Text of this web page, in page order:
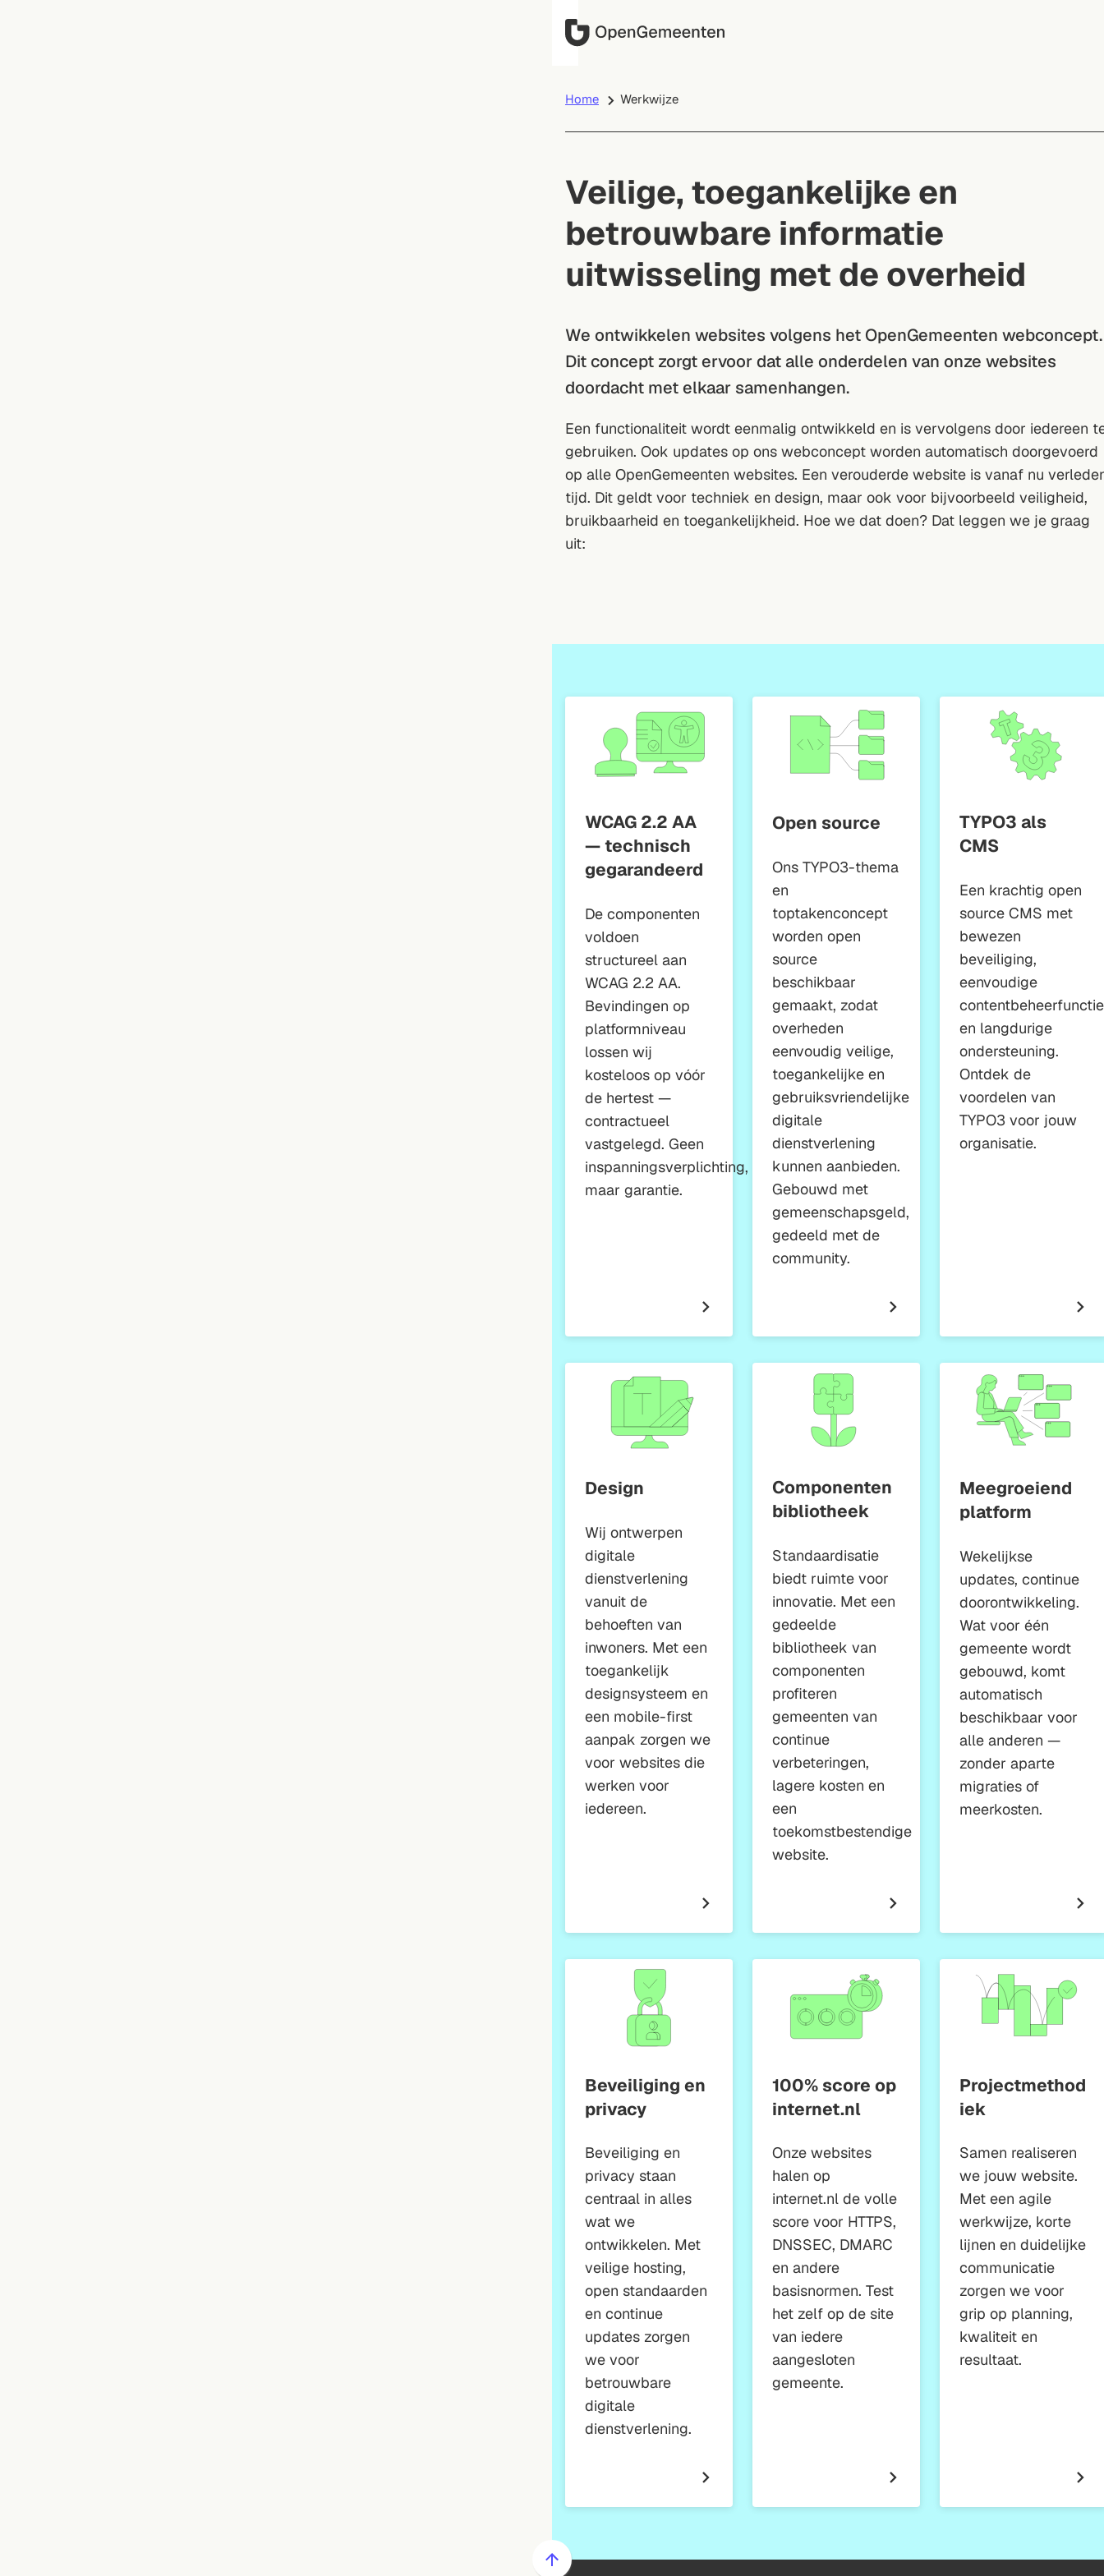
Home Werkwijze
Veilige, toegankelijke en
betrouwbare informatie
uitwisseling met de overheid
We ontwikkelen websites volgens het OpenGemeenten webconcept.
Dit concept zorgt ervoor dat alle onderdelen van onze websites
doordacht met elkaar samenhangen.
Een functionaliteit wordt eenmalig ontwikkeld en is vervolgens door iedereen
gebruiken. Ook updates op ons webconcept worden automatisch doorgevoerd
op alle OpenGemeenten websites. Een verouderde website is vanaf nu
tijd. Dit geldt voor techniek en design, maar ook voor bijvoorbeeld veiligheid,
bruikbaarheid en toegankelijkheid. Hoe we dat doen? Dat leggen we je graag
uit:
WCAG 2.2 AA
— technisch
gegarandeerd
De componenten
voldoen
structureel aan
WCAG 2.2 AA.
Bevindingen op
platformniveau
lossen wij
kosteloos op vóór
de hertest —
contractueel
vastgelegd. Geen
inspanningsverplichting,
maar garantie.
Open source
Ons TYPO3-thema
en
toptakenconcept
worden open
source
beschikbaar
gemaakt, zodat
overheden
eenvoudig veilige,
toegankelijke en
gebruiksvriendelijke
digitale
dienstverlening
kunnen aanbieden.
Gebouwd met
gemeenschapsgeld,
gedeeld met de
community.
TYPO3 als
CMS
Een krachtig open
source CMS met
bewezen
beveiliging,
eenvoudige
en langdurige
ondersteuning.
Ontdek de
voordelen van
TYPO3 voor jouw
organisatie.
Design
Wij ontwerpen
digitale
dienstverlening
vanuit de
behoeften van
inwoners. Met een
toegankelijk
designsysteem en
een mobile-first
aanpak zorgen we
voor websites die
werken voor
iedereen.
Componenten
bibliotheek
Standaardisatie
biedt ruimte voor
innovatie. Met een
gedeelde
bibliotheek van
componenten
profiteren
gemeenten van
continue
verbeteringen,
lagere kosten en
een
toekomstbestendige
website.
Meegroeiend
platform
Wekelijkse
updates, continue
doorontwikkeling.
Wat voor één
gemeente wordt
gebouwd, komt
automatisch
beschikbaar voor
alle anderen —
zonder aparte
migraties of
meerkosten.
Beveiliging en
privacy
Beveiliging en
privacy staan
centraal in alles
wat we
ontwikkelen. Met
veilige hosting,
open standaarden
en continue
updates zorgen
we voor
betrouwbare
digitale
dienstverlening.
100% score op
internet.nl
Onze websites
halen op
internet.nl de volle
score voor HTTPS,
DNSSEC, DMARC
en andere
basisnormen. Test
het zelf op de site
van iedere
aangesloten
gemeente.
Projectmethod
iek
Samen realiseren
we jouw website.
Met een agile
werkwijze, korte
lijnen en duidelijke
communicatie
zorgen we voor
grip op planning,
kwaliteit en
resultaat.
Scroll